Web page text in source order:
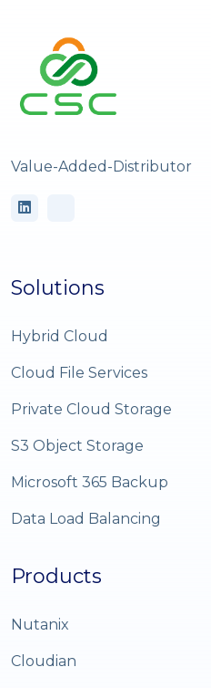
Value-Added-Distributor
Solutions
Hybrid Cloud
Cloud File Services
Private Cloud Storage
S3 Object Storage
Microsoft 365 Backup
Data Load Balancing
Products
Nutanix
Cloudian